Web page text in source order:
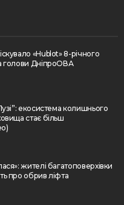
«Hublot» 8-річного
голови ДніпроОВА
екосистема колишнього
стає більш
жителі багатоповерхівки
про обрив ліфта